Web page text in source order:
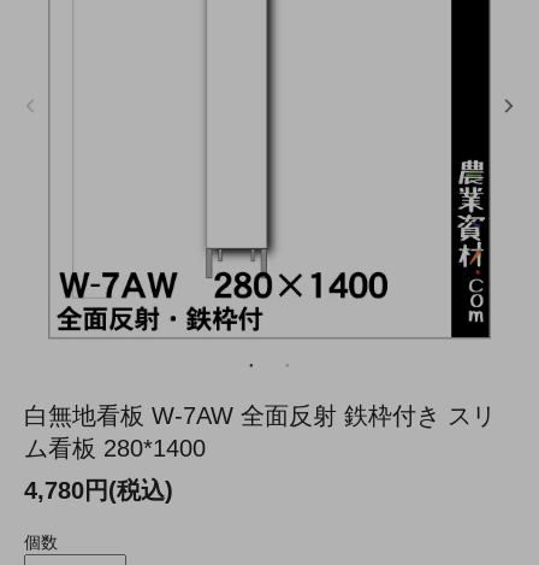
白無地看板 W-7AW 全面反射 鉄枠付き スリ
ム看板 280*1400
4,780円(税込)
個数